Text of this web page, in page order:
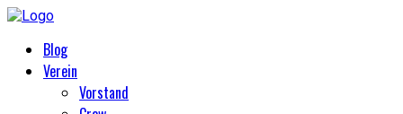
Blog
Verein
Vorstand